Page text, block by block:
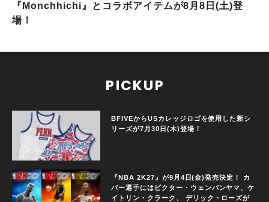
『Monchhichi』とコラボアイテムが8月8日(土)登
場！
PICKUP
BFIVEからUSカレッジロゴを使用した新シ
リーズが7月30日(木)登場！
『NBA 2K27』が9月4日(金)発売決定！ カ
バー選手にはビクター・ウェンバンヤマ、ケ
イトリン・クラーク、 デリック・ローズが